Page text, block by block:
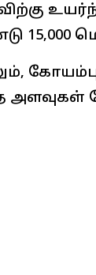
15,000